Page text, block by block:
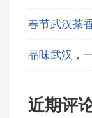
春节武汉茶
品味武汉，
近期评